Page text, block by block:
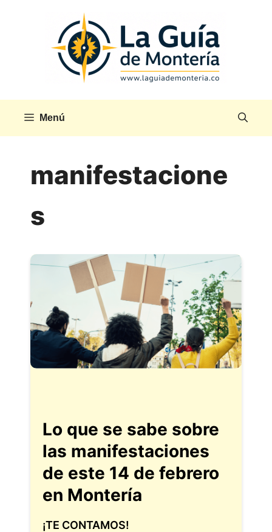
Menú
manifestacione
s
Lo que se sabe sobre
las manifestaciones
de este 14 de febrero
en Montería
¡TE CONTAMOS!